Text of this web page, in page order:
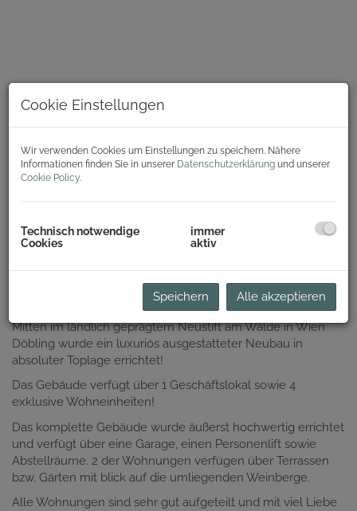
Wohnen in Neustift am Walde
Mitten im ländlich geprägtem Neustift am Walde in Wien
Döbling wurde ein luxuriös ausgestatteter Neubau in
absoluter Toplage errichtet!
Das Gebäude verfügt über 1 Geschäftslokal sowie 4
exklusive Wohneinheiten!
Das komplette Gebäude wurde äußerst hochwertig errichtet
und verfügt über eine Garage, einen Personenlift sowie
Abstellräume. 2 der Wohnungen verfügen über Terrassen
bzw. Gärten mit blick auf die umliegenden Weinberge.
Alle Wohnungen sind sehr gut aufgeteilt und mit viel Liebe
Cookie Einstellungen
Wir verwenden Cookies um Einstellungen zu speichern. Nähere
Informationen finden Sie in unserer Datenschutzerklärung und unserer
Cookie Policy.
Technisch notwendige
Cookies
immer
aktiv
Speichern Alle akzeptieren